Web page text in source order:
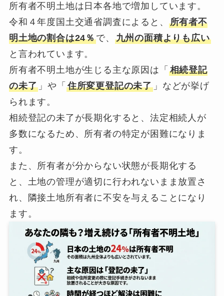
所有者不明土地は日本各地で増加しています。
令和４年度国土交通省調査によると、 所有者不
明土地の割合は24％で、 九州の面積よりも広い
と言われています。
所有者不明土地が生じる主な原因は「 相続登記
の未了 」や「 住所変更登記の未了 」などが挙げ
られます。
相続登記の未了が長期化すると、法定相続人が
多数になるため、所有者の特定が困難になりま
す。
また、所有者が分からない状態が長期化する
と、土地の管理が適切に行われないまま放置さ
れ、隣接土地所有者に不安を与えることになり
ます。